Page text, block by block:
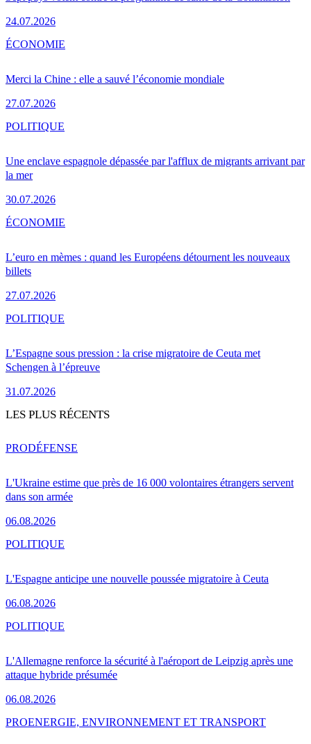
24.07.2026
Merci la Chine : elle a sauvé l’économie mondiale
27.07.2026
ÉCONOMIE
Une enclave espagnole dépassée par l'afflux de migrants arrivant par
la mer
30.07.2026
POLITIQUE
L’euro en mèmes : quand les Européens détournent les nouveaux
billets
27.07.2026
ÉCONOMIE
L’Espagne sous pression : la crise migratoire de Ceuta met
Schengen à l’épreuve
31.07.2026
POLITIQUE
LES PLUS RÉCENTS
L'Ukraine estime que près de 16 000 volontaires étrangers servent
dans son armée
06.08.2026
PRODÉFENSE
L'Espagne anticipe une nouvelle poussée migratoire à Ceuta
06.08.2026
POLITIQUE
L'Allemagne renforce la sécurité à l'aéroport de Leipzig après une
attaque hybride présumée
06.08.2026
POLITIQUE
PROENERGIE, ENVIRONNEMENT ET TRANSPORT